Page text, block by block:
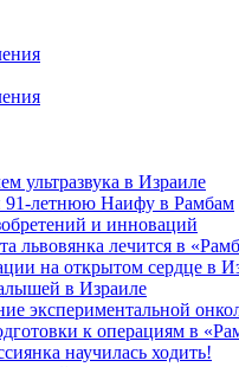
ультразвука в Израиле
91-летнюю Наифу в Рамбам
и инноваций
львовянка лечится в
на открытом сердце в
в Израиле
экспериментальной
к операциям в
научилась ходить!